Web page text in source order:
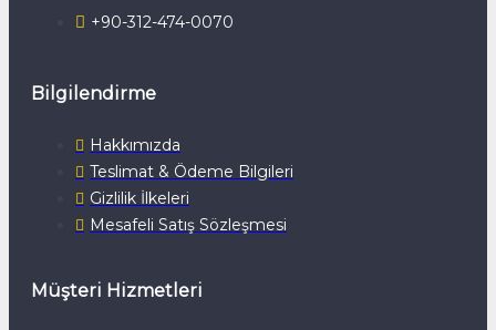
+90-312-474-0070
Bilgilendirme
Hakkımızda
Teslimat & Ödeme Bilgileri
Gizlilik İlkeleri
Mesafeli Satış Sözleşmesi
Müşteri Hizmetleri